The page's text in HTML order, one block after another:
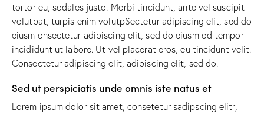
tortor eu, sodales justo. Morbi tincidunt, ante vel suscipit
volutpat, turpis enim volutpSectetur adipiscing elit, sed do
eiusm onsectetur adipiscing elit, sed do eiusm od tempor
incididunt ut labore. Ut vel placerat eros, eu tincidunt velit.
Consectetur adipiscing elit, adipiscing elit, sed do.
Sed ut perspiciatis unde omnis iste natus et
Lorem ipsum dolor sit amet, consetetur sadipscing elitr,